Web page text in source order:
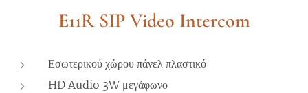
E11R SIP Video Intercom
Εσωτερικού χώρου πάνελ πλαστικό
HD Audio 3W μεγάφωνο